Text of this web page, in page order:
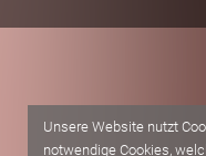
Unsere Website nutzt
notwendige Cookies,